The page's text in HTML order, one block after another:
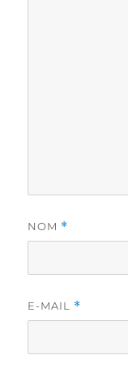
NOM *
E-MAIL *